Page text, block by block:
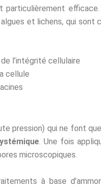
efficace.
et lichens, qui
l’intégrité cellulaire
cellule
pression) qui ne font
. Une fois
microscopiques.
à base